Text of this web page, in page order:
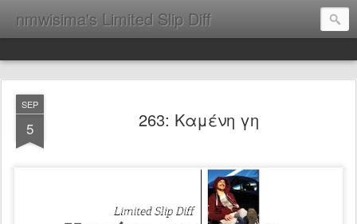
nmwisima's Limited Slip Diff
SEP
5 263: Kαμένη γη